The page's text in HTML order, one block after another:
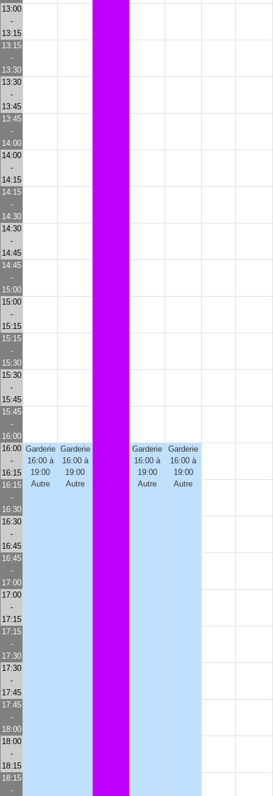
13:00
-
13:15
13:15
-
13:30
13:30
-
13:45
13:45
-
14:00
14:00
-
14:15
14:15
-
14:30
14:30
-
14:45
14:45
-
15:00
15:00
-
15:15
15:15
-
15:30
15:30
-
15:45
15:45
-
16:00
16:00
-
16:15
Garderie
16:00 à
19:00
Autre
Garderie
16:00 à
19:00
Autre
Garderie
16:00 à
19:00
Autre
Garderie
16:00 à
19:00
Autre
16:15
-
16:30
16:30
-
16:45
16:45
-
17:00
17:00
-
17:15
17:15
-
17:30
17:30
-
17:45
17:45
-
18:00
18:00
-
18:15
18:15
-